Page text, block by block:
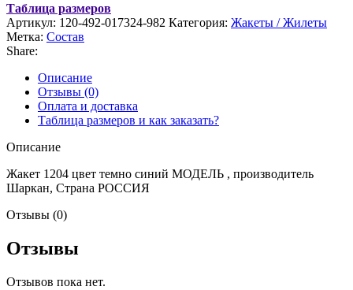
Таблица размеров
Артикул: 120-492-017324-982 Категория: Жакеты / Жилеты
Метка: Состав
Share:
Описание
Отзывы (0)
Оплата и доставка
Таблица размеров и как заказать?
Описание
Жакет 1204 цвет темно синий МОДЕЛЬ , производитель
Шаркан, Страна РОССИЯ
Отзывы (0)
Отзывы
Отзывов пока нет.